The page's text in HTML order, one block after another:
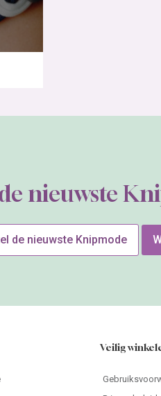
nieuwste
de nieuwste Knipmode
Veilig